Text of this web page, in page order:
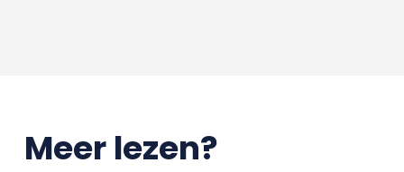
Meer lezen?